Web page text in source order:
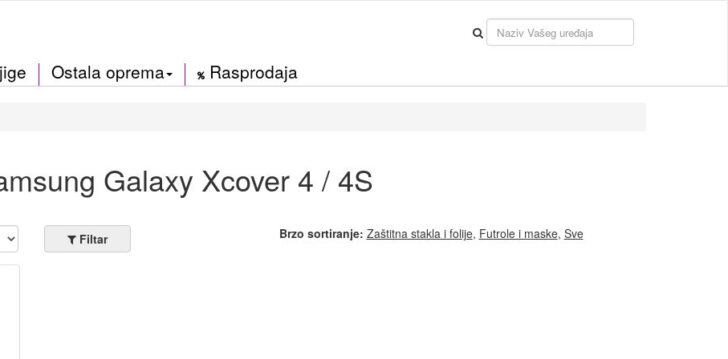
Ostala oprema Rasprodaja
Galaxy Xcover 4 / 4S
Filtar Brzo sortiranje: Zaštitna stakla i folije, Futrole i maske, Sve